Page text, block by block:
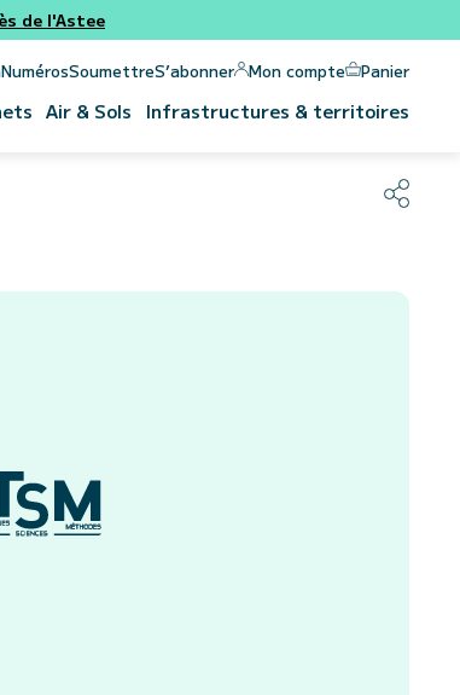
de l'Astee
NumérosSoumettreS’abonner Mon compte Panier
Air & Sols Infrastructures & territoires